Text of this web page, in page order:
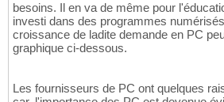
besoins. Il en va de même pour
investi dans des programmes
croissance de ladite demande en PC
graphique ci-dessous.
Les fournisseurs de PC ont quelques